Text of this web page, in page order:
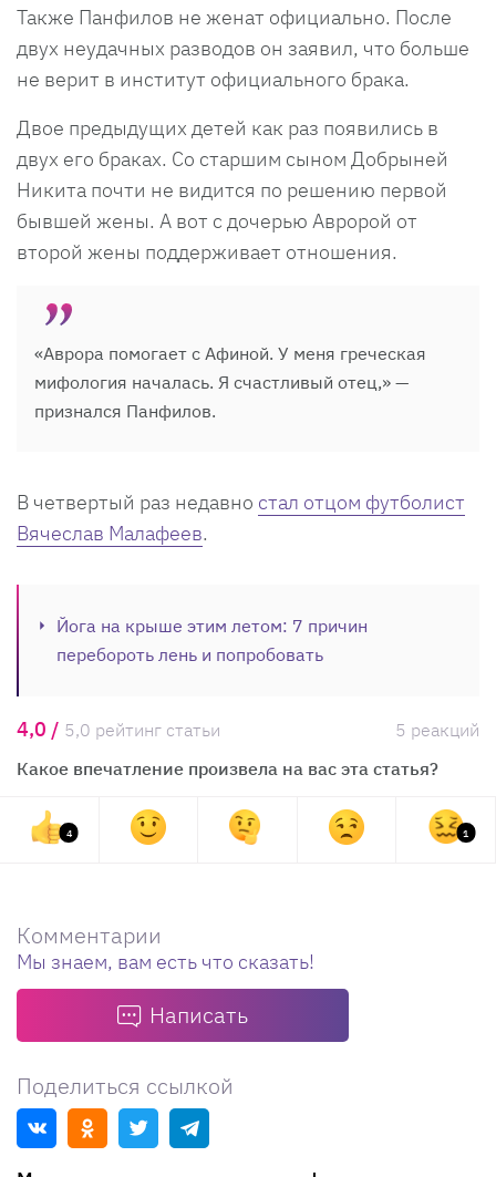
Также Панфилов не женат официально. После
двух неудачных разводов он заявил, что больше
не верит в институт официального брака.
Двое предыдущих детей как раз появились в
двух его браках. Со старшим сыном Добрыней
Никита почти не видится по решению первой
бывшей жены. А вот с дочерью Авророй от
второй жены поддерживает отношения.
«Аврора помогает с Афиной. У меня греческая
мифология началась. Я счастливый отец,» —
признался Панфилов.
В четвертый раз недавно стал отцом футболист
Вячеслав Малафеев.
Йога на крыше этим летом: 7 причин
перебороть лень и попробовать
4,0 / 5,0 рейтинг статьи
5 реакций
Какое впечатление произвела на вас эта статья?
4 1
Комментарии
Мы знаем, вам есть что сказать!
Написать
Поделиться ссылкой